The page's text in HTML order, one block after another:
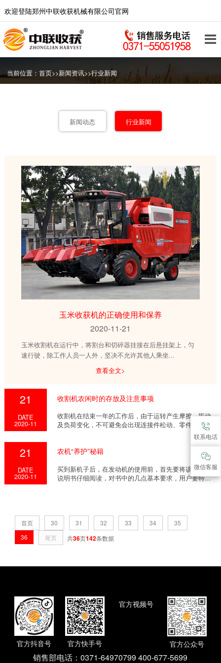
欢迎登陆郑州中联收获机械有限公司官网
当前位置：首页>>新闻资讯>>行业新闻
新闻动态 行业新闻
玉米收获机的正确使用和保养
2020-11-21
玉米收割机在运行中，将割台和切碎器挂接在后悬挂架上，匀
速行驶，除工作人员一人外，坚决不允许其他人乘坐...
查看全文>
21
DATE
2020-11
收割机农闲时的存放及注意事项
收割机在结束一年的工作后，由于运转产生摩擦、振动
及负荷变化，不可避免会出现连接件松动、零件磨损、
21
DATE
2020-11
农机“养护”秘籍
买到新机子后，在发动机的使用前，首先要将该机使用
说明书仔细阅读，对书中的几点基本要求，用户要特别
首页 30 31 32 33 34
35
36
尾页 共36页142条数据
官方抖音号 官方快手号
官方视频号
官方公众号
销售部电话：0371-64970799 400-677-5699
联系电话
微信客服